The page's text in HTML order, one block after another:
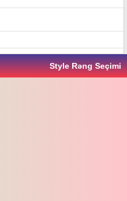
Style Rəng Seçimi